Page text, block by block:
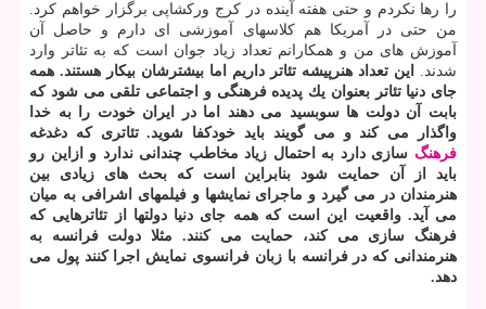
را رها نكردم و حتی هفته آینده در كرج وركشاپی برگزار خواهم كرد.
من حتی در آمریكا هم كلاسهای آموزشی ای دارم و حاصل آن
آموزش های من و همكارانم تعداد زیاد جوان است كه به تئاتر وارد
شدند.
این تعداد هنرپیشه تئاتر داریم اما بیشترشان بیكار هستند. همه
جای دنیا تئاتر بعنوان یك پدیده فرهنگی و اجتماعی تلقی می شود كه
بابت آن دولت ها سوبسید می دهند اما در ایران خودت را به خدا
واگذار می كند و می گویند باید خودكفا شوید. تئاتری كه دغدغه
فرهنگ سازی دارد به احتمال زیاد مخاطب چندانی ندارد و ازاین رو
باید از آن حمایت شود بنابراین است كه بحث های زیادی بین
هنرمندان در می گیرد و ماجرای نمایشها و فیلمهای اشرافی به میان
می آید. واقعیت این است كه همه جای دنیا دولتها از تئاترهایی كه
فرهنگ سازی می كند، حمایت می كنند. مثلا دولت فرانسه به
هنرمندانی كه در فرانسه با زبان فرانسوی نمایش اجرا كنند پول می
دهد.